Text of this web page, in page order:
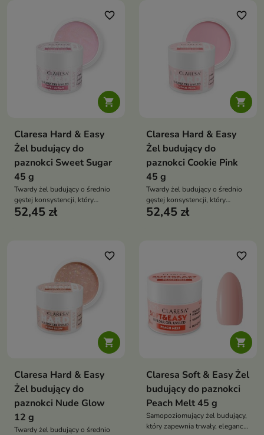

favorite_border
Claresa Hard & Easy
Żel budujący do
paznokci Sweet Sugar
45 g
Twardy żel budujący o średnio
gęstej konsystencji, który
zapewnia wyjątkową trwałość
52,45 zł

favorite_border
Claresa Hard & Easy
Żel budujący do
paznokci Cookie Pink
45 g
Twardy żel budujący o średnio
gęstej konsystencji, który
zapewnia wyjątkową trwałość
52,45 zł

favorite_border
Claresa Hard & Easy
Żel budujący do
paznokci Nude Glow
12 g
Twardy żel budujący o średnio

favorite_border
Claresa Soft & Easy Żel
budujący do paznokci
Peach Melt 45 g
Samopoziomujący żel budujący,
który zapewnia trwały, elegancki